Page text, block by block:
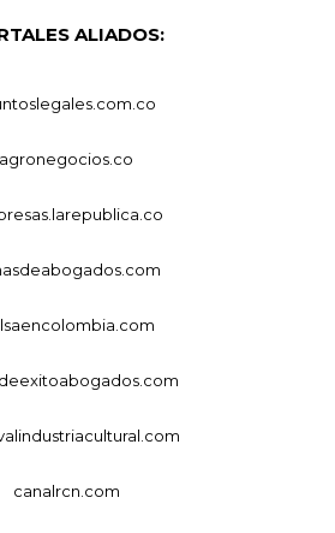
ALIADOS:
agronegocios.co
canalrcn.com